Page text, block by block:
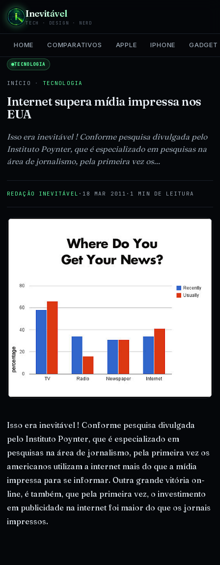
Inevitável
TECH · DESIGN · NERD
HOME COMPARATIVOS APPLE IPHONE GADGET
TECNOLOGIA
INÍCIO · TECNOLOGIA
Internet supera mídia impressa nos
EUA
Isso era inevitável ! Conforme pesquisa divulgada pelo
Instituto Poynter, que é especializado em pesquisas na
área de jornalismo, pela primeira vez os…
REDAÇÃO INEVITÁVEL · 18 MAR 2011 · 1 MIN DE LEITURA
Isso era inevitável ! Conforme pesquisa divulgada
pelo Instituto Poynter, que é especializado em
pesquisas na área de jornalismo, pela primeira vez os
americanos utilizam a internet mais do que a mídia
impressa para se informar. Outra grande vitória on-
line, é também, que pela primeira vez, o investimento
em publicidade na internet foi maior do que os jornais
impressos.